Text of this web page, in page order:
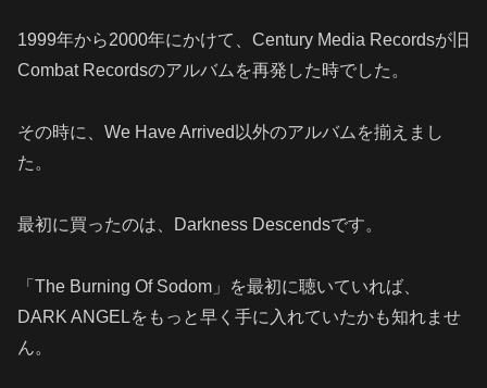
1999年から2000年にかけて、Century Media Recordsが旧
Combat Recordsのアルバムを再発した時でした。
その時に、We Have Arrived以外のアルバムを揃えまし
た。
最初に買ったのは、Darkness Descendsです。
「The Burning Of Sodom」を最初に聴いていれば、
DARK ANGELをもっと早く手に入れていたかも知れませ
ん。